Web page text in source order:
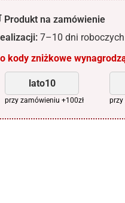
Produkt na zamówienie
7–10 dni roboczych
kody zniżkowe
lato10
przy zamówieniu +100zł przy